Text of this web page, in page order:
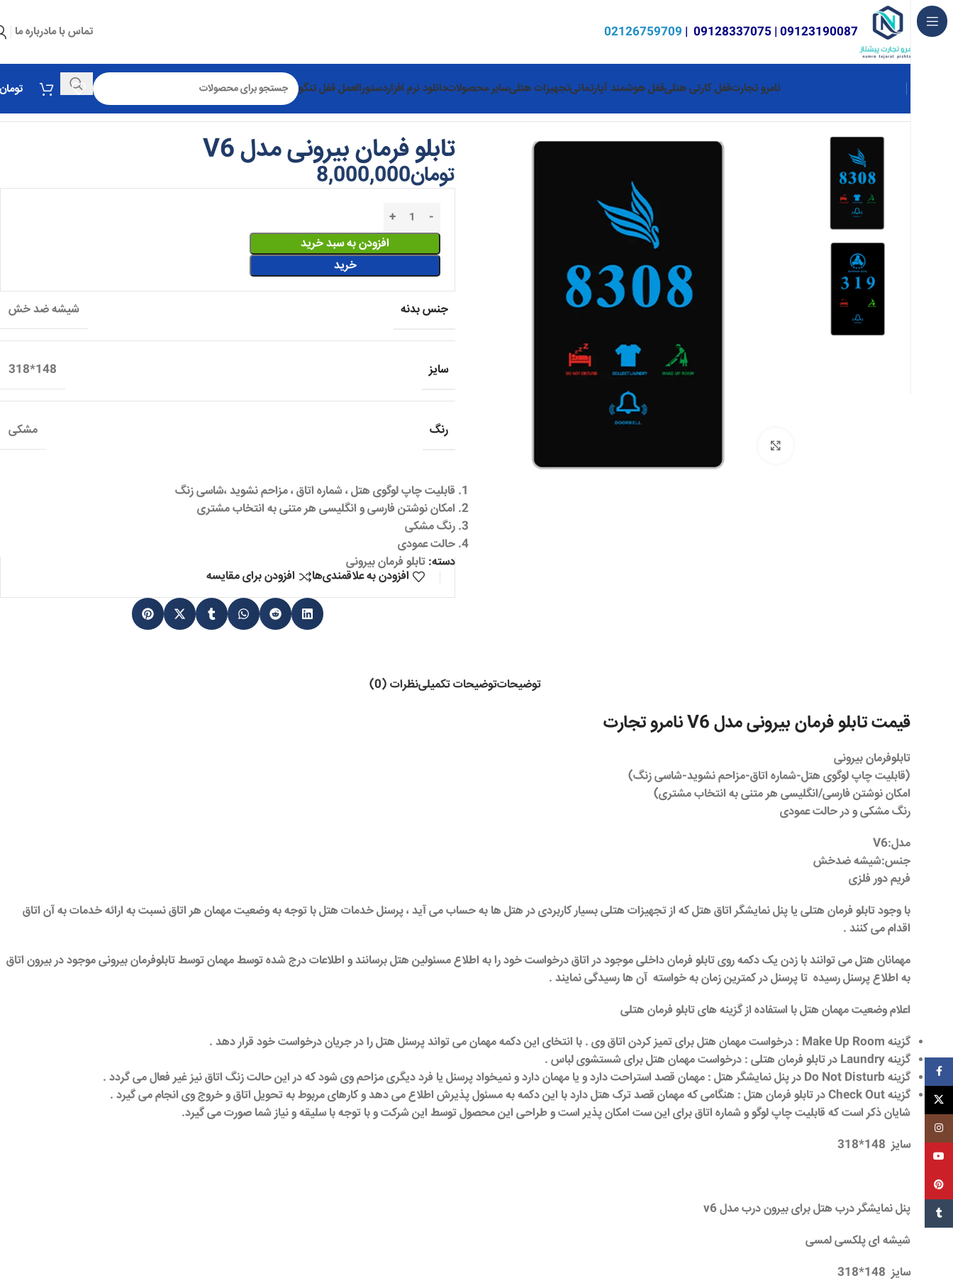
09123190087
|
09128337075
|
02126759709 تماس با مادرباره ما
نامرو تجارتقفل کارتی هتلیقفل هوشمند آپارتمانیتجهیزات هتلیسایر محصولاتدانلود نرم افزاردستورالعمل قفل تنگو تومان
تابلو فرمان بیرونی مدل V6
تومان8,000,000
افزودن به سبد خرید
خرید
جنس بدنه شیشه ضد خش
سایز 148*318
رنگ مشکی
قابلیت چاپ لوگوی هتل ، شماره اتاق ، مزاحم نشوید ،شاسی زنگ
امکان نوشتن فارسی و انگلیسی هر متنی به انتخاب مشتری
رنگ مشکی
حالت عمودی
دسته: تابلو فرمان بیرونی
افزودن به علاقمندی‌ها
افزودن برای مقایسه
توضیحاتتوضیحات تکمیلینظرات (0)
قیمت تابلو فرمان بیرونی مدل V6 نامرو تجارت
تابلوفرمان بیرونی
(قابلیت چاپ لوگوی هتل-شماره اتاق-مزاحم نشوید-شاسی زنگ)
امکان نوشتن فارسی/انگلیسی هر متنی به انتخاب مشتری)
رنگ مشکی و در حالت عمودی
مدل:V6
جنس:شیشه ضدخش
فریم دور فلزی
با وجود تابلو فرمان هتلی یا پنل نمایشگر اتاق هتلکه از تجهیزات هتلیبسیار کاربردی درهتل ها به حساب می آید ، پرسنل خدمات هتلبا توجه به وضعیت مهمان هر اتاق نسبت به ارائه خدمات به آن اتاق
اقدام می کنند .
مهمانان هتلمی توانند با زدن یک دکمه روی تابلو فرمان داخلی موجود در اتاق درخواست خود را به اطلاع مسئولین هتلبرسانند و اطلاعات درج شده توسط مهمان توسط تابلوفرمان بیرونی موجود در بیرون اتاق
به اطلاع پرسنل رسیده تا پرسنل در کمترین زمان به خواسته آن ها رسیدگی نمایند .
اعلام وضعیت مهمان هتلبا استفاده از گزینه هایتابلو فرمان هتلی
گزینه Make Up Room : درخواست مهمان
هتلبرای تمیز کردن اتاق وی . با انتخای این دکمه مهمان می تواند پرسنل هتلرا در جریان درخواست خود قرار دهد .
گزینه Laundry در تابلو فرمان
هتلی : درخواست مهمان هتلبرای شستشوی لباس .
گزینه Do Not Disturb در پنل نمایشگر
هتل : مهمان قصد استراحت دارد و یا مهمان دارد و نمیخواد پرسنل یا فرد دیگری مزاحم وی شود که در این حالت زنگ اتاق نیز غیر فعال می گردد .
گزینه Check Out در تابلو فرمان
هتل : هنگامی که مهمان قصد ترک هتلدارد با این دکمه به مسئول پذیرش اطلاع می دهد و کارهای مربوط به تحویل اتاق و خروج وی انجام می گیرد .
شایان ذکر است که قابلیت چاپ لوگو و شماره اتاق برای این ست امکان پذیر است و طراحی این محصول توسط این شرکت و با توجه با سلیقه و نیاز شما صورت می گیرد.
سایز 148*318
پنل نمایشگر درب هتل برای بیرون درب مدل
شیشه ای پلکسی لمسی
سایز 148*318
فیسبوک
ایکس
تامبل